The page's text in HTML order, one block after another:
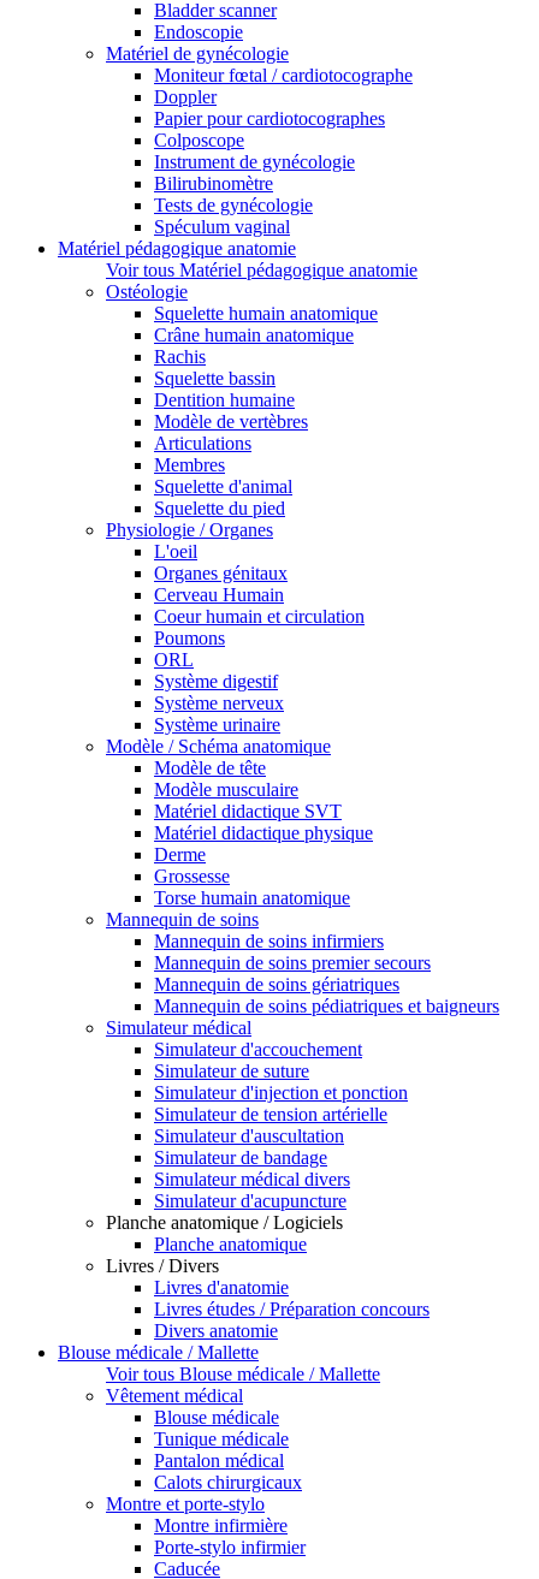
Bladder scanner
Endoscopie
Matériel de gynécologie
Moniteur fœtal / cardiotocographe
Doppler
Papier pour cardiotocographes
Colposcope
Instrument de gynécologie
Bilirubinomètre
Tests de gynécologie
Spéculum vaginal
Matériel pédagogique anatomie
Voir tous Matériel pédagogique anatomie
Ostéologie
Squelette humain anatomique
Crâne humain anatomique
Rachis
Squelette bassin
Dentition humaine
Modèle de vertèbres
Articulations
Membres
Squelette d'animal
Squelette du pied
Physiologie / Organes
L'oeil
Organes génitaux
Cerveau Humain
Coeur humain et circulation
Poumons
ORL
Système digestif
Système nerveux
Système urinaire
Modèle / Schéma anatomique
Modèle de tête
Modèle musculaire
Matériel didactique SVT
Matériel didactique physique
Derme
Grossesse
Torse humain anatomique
Mannequin de soins
Mannequin de soins infirmiers
Mannequin de soins premier secours
Mannequin de soins gériatriques
Mannequin de soins pédiatriques et baigneurs
Simulateur médical
Simulateur d'accouchement
Simulateur de suture
Simulateur d'injection et ponction
Simulateur de tension artérielle
Simulateur d'auscultation
Simulateur de bandage
Simulateur médical divers
Simulateur d'acupuncture
Planche anatomique / Logiciels
Planche anatomique
Livres / Divers
Livres d'anatomie
Livres études / Préparation concours
Divers anatomie
Blouse médicale / Mallette
Voir tous Blouse médicale / Mallette
Vêtement médical
Blouse médicale
Tunique médicale
Pantalon médical
Calots chirurgicaux
Montre et porte-stylo
Montre infirmière
Porte-stylo infirmier
Caducée